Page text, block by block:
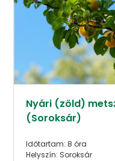
Nyári (zöld)
(Soroksár)
Időtartam: 8 óra
Helyszín: Soroksár